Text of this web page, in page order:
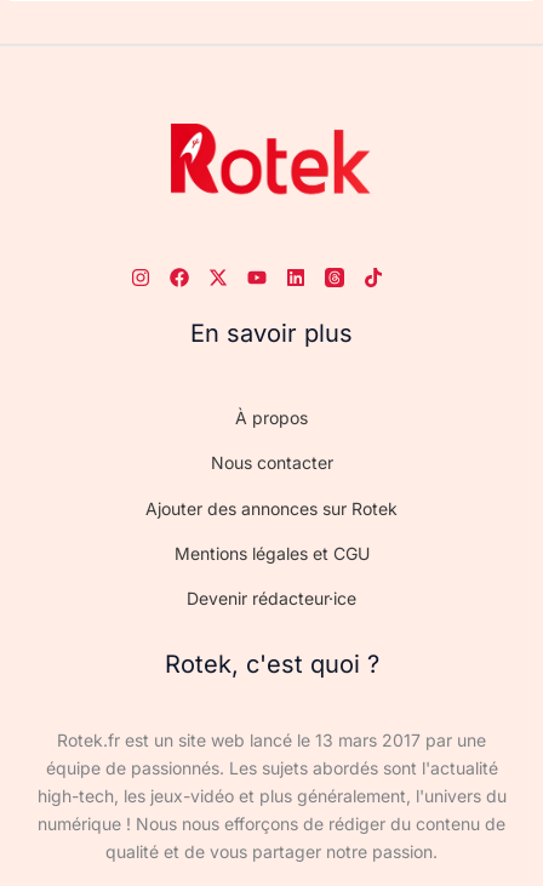
En savoir plus
À propos
Nous contacter
Ajouter des annonces sur Rotek
Mentions légales et CGU
Devenir rédacteur·ice
Rotek, c'est quoi ?
Rotek.fr est un site web lancé le 13 mars 2017 par une
équipe de passionnés. Les sujets abordés sont l'actualité
high-tech, les jeux-vidéo et plus généralement, l'univers du
numérique ! Nous nous efforçons de rédiger du contenu de
qualité et de vous partager notre passion.